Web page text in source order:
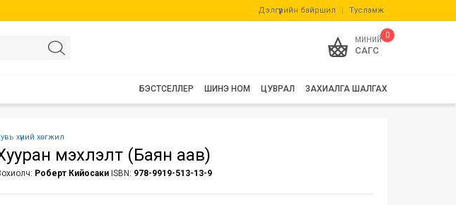
Дэлгүүрийн байршил | Тусламж
0
МИНИЙ
САГС
ЗАХИАЛГА ШАЛГАХ
ЦУВРАЛ
ШИНЭ НОМ
БЭСТСЕЛЛЕР
хүний хөгжил
мэхлэлт (Баян аав)
Роберт Кийосаки ISBN: 978-9919-513-13-9